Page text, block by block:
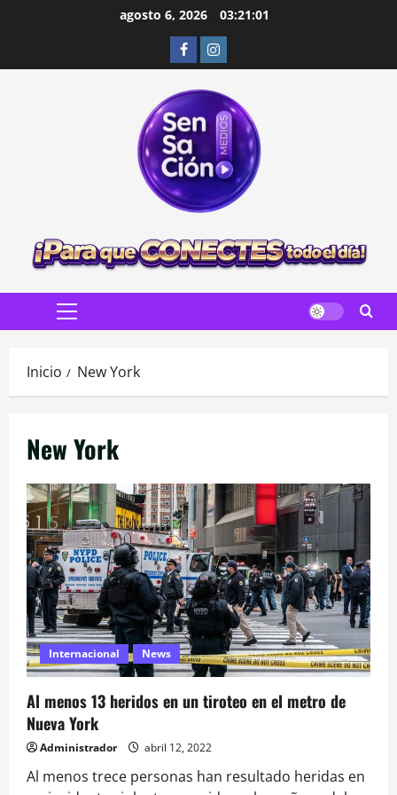
agosto 6, 2026 03:21:02
FacebookInstagram
Menú
Inicio New York
New York
Internacional News
Al menos 13 heridos en un tiroteo en el metro de
Nueva York
Administrador abril 12, 2022
Al menos trece personas han resultado heridas en